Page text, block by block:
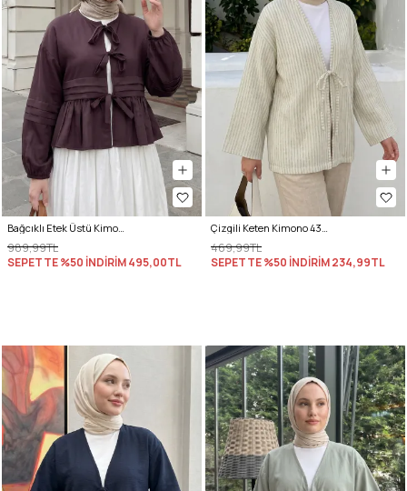
Bağcıklı Etek Üstü Kimono Y0126 - MÜRDÜM
989,99TL
SEPETTE %50 İNDİRİM495,00TL
Çizgili Keten Kimono 43481 - AÇIK YEŞİL
469,99TL
SEPETTE %50 İNDİRİM234,99TL